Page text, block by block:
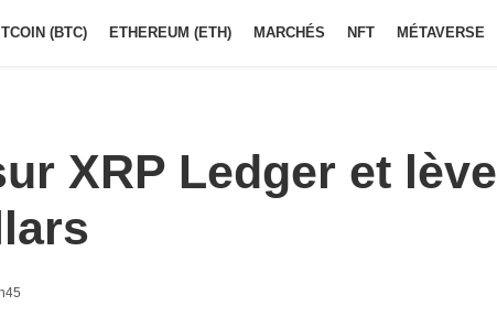
(BTC) ETHEREUM (ETH) MARCHÉS NFT MÉTAVERSE
XRP Ledger et lève